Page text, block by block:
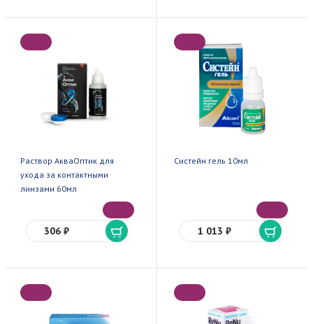
Раствор АкваОптик для
ухода за контактными
линзами 60мл
306 ₽
Систейн гель 10мл
1 013 ₽